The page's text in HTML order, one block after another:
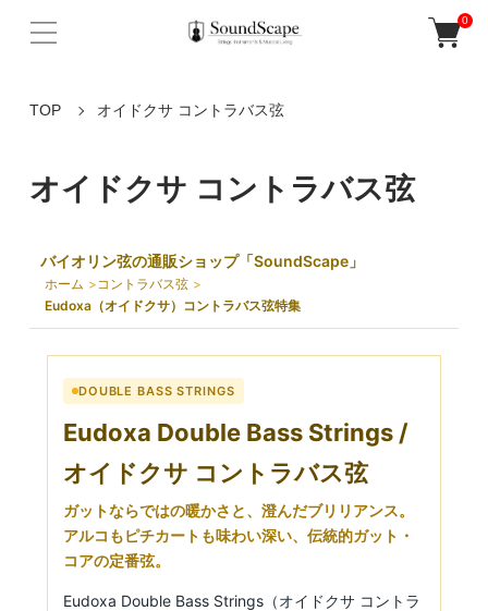
0
TOP オイドクサ コントラバス弦
オイドクサ コントラバス弦
バイオリン弦の通販ショップ「SoundScape」
ホーム
コントラバス弦
Eudoxa（オイドクサ）コントラバス弦特集
DOUBLE BASS STRINGS
Eudoxa Double Bass Strings /
オイドクサ コントラバス弦
ガットならではの暖かさと、澄んだブリリアンス。
アルコもピチカートも味わい深い、伝統的ガット・
コアの定番弦。
Eudoxa Double Bass Strings（オイドクサ コントラ